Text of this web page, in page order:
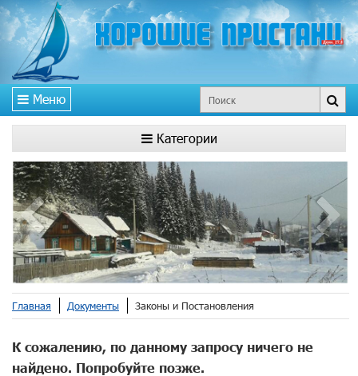
Меню
Категории
СЛУЖЕНИЕБРАТСКИХ И СЕСТРИНСКИХ
ДОМОВУЧАСТВУЙ!
Главная Документы Законы и Постановления
К сожалению, по данному запросу ничего не
найдено. Попробуйте позже.